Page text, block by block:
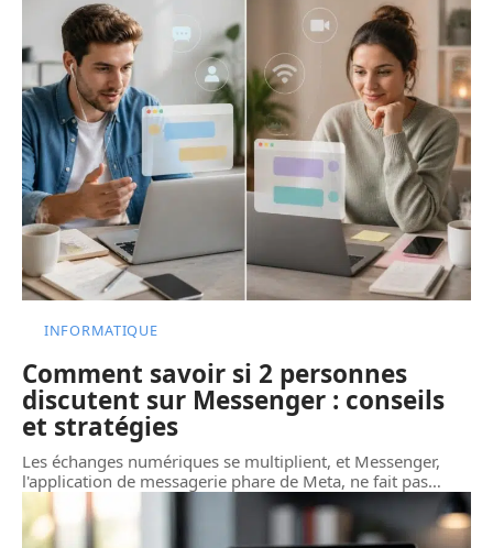
INFORMATIQUE
Comment savoir si 2 personnes
discutent sur Messenger : conseils
et stratégies
Les échanges numériques se multiplient, et Messenger,
l'application de messagerie phare de Meta, ne fait pas…